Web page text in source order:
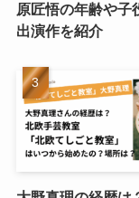
原匠悟の年齢や子
出演作を紹介